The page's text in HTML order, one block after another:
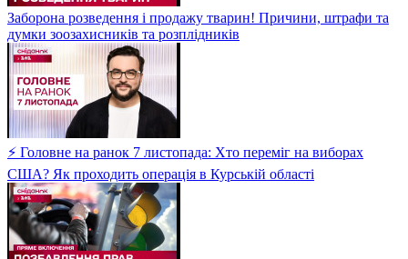
Заборона розведення і продажу тварин! Причини, штрафи та
думки зоозахисників та розплідників
⚡ Головне на ранок 7 листопада: Хто переміг на виборах
США? Як проходить операція в Курській області